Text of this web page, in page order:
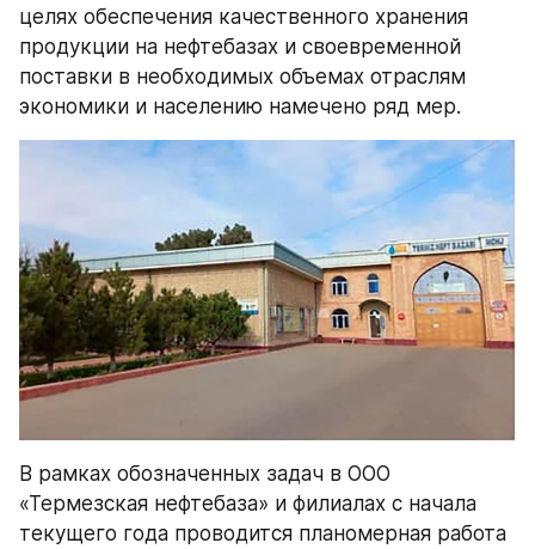
целях обеспечения качественного хранения
продукции на нефтебазах и своевременной
поставки в необходимых объемах отраслям
экономики и населению намечено ряд мер.
В рамках обозначенных задач в ООО
«Термезская нефтебаза» и филиалах с начала
текущего года проводится планомерная работа